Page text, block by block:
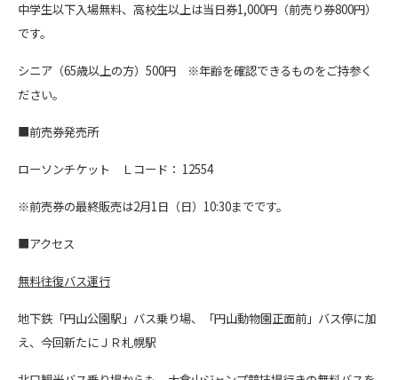
中学生以下入場無料、高校生以上は当日券1,000円（前売り券800円）
です。
シニア（65歳以上の方）500円 ※年齢を確認できるものをご持参く
ださい。
■前売券発売所
ローソンチケット Ｌコード： 12554
※前売券の最終販売は2月1日（日）10:30までです。
■アクセス
無料往復バス運行
地下鉄「円山公園駅」バス乗り場、「円山動物園正面前」バス停に加
え、今回新たにＪＲ札幌駅